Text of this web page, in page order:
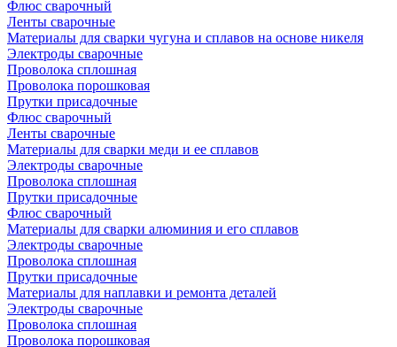
Флюс сварочный
Ленты сварочные
Материалы для сварки чугуна и сплавов на основе никеля
Электроды сварочные
Проволока сплошная
Проволока порошковая
Прутки присадочные
Флюс сварочный
Ленты сварочные
Материалы для сварки меди и ее сплавов
Электроды сварочные
Проволока сплошная
Прутки присадочные
Флюс сварочный
Материалы для сварки алюминия и его сплавов
Электроды сварочные
Проволока сплошная
Прутки присадочные
Материалы для наплавки и ремонта деталей
Электроды сварочные
Проволока сплошная
Проволока порошковая